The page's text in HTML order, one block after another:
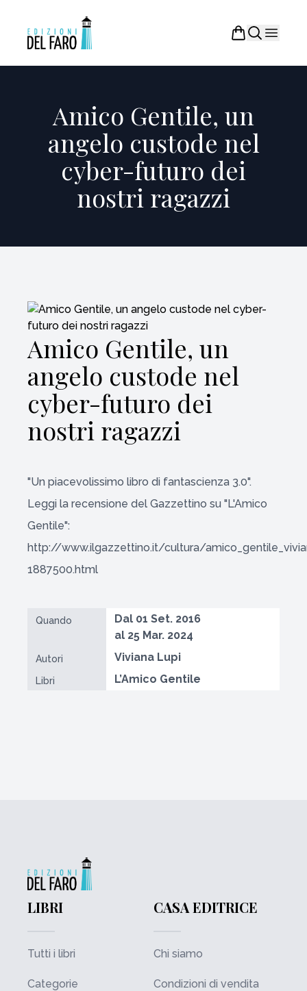
Amico Gentile, un
angelo custode nel
cyber-futuro dei
nostri ragazzi
Amico Gentile, un
angelo custode nel
cyber-futuro dei
nostri ragazzi
"Un piacevolissimo libro di fantascienza 3.0".
Leggi la recensione del Gazzettino su "L'Amico
Gentile":
http://www.ilgazzettino.it/cultura/
1887500.html
Quando
Dal 01 Set. 2016
al 25 Mar. 2024
Autori Viviana Lupi
Libri L’Amico Gentile
LIBRI
Tutti i libri
Categorie
CASA EDITRICE
Chi siamo
Condizioni di vendita